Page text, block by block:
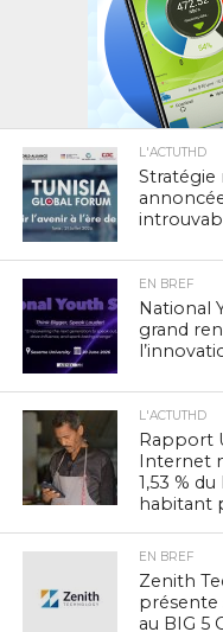
L'ACTUTHD
Stratégie
EN BREF
National
grand
L'ACTUTHD
Rapport
Internet
1,53 %
habitant
EN BREF
Zenith
présente
au BIG 5